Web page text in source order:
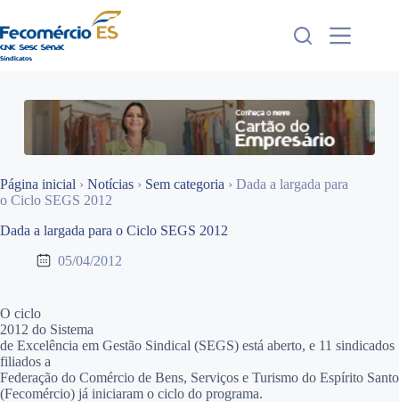
para
o
conteúdo
Página inicial › Notícias › Sem categoria › Dada a largada para
o Ciclo SEGS 2012
Dada a largada para o Ciclo SEGS 2012
05/04/2012
O ciclo
2012 do Sistema
de Excelência em Gestão Sindical (SEGS) está aberto, e 11 sindicados
filiados a
Federação do Comércio de Bens, Serviços e Turismo do Espírito Santo
(Fecomércio) já iniciaram o ciclo do programa.